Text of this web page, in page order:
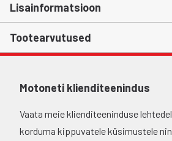
Lisainformatsioon
Tootearvutused
Motoneti klienditeenindus
Vaata meie klienditeeninduse
korduma kippuvatele küsimustele